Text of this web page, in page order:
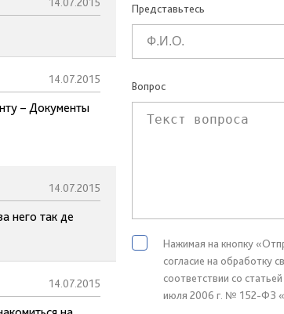
14.07.2015
– Документы
14.07.2015
него так де
14.07.2015
Представьтесь
Вопрос
Нажимая на кнопку
согласие на обработку
соответствии со
июля 2006 г. № 152-ФЗ